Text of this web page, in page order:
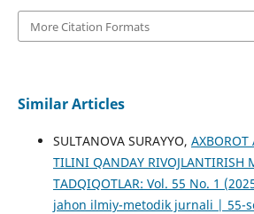
More Citation Formats
Similar Articles
SULTANOVA SURAYYO, AXBOROT
TILINI QANDAY RIVOJLANTIRISH
TADQIQOTLAR: Vol. 55 No. 1
jahon ilmiy-metodik jurnali | 55-